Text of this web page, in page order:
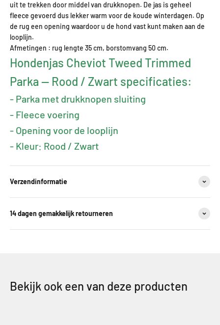
uit te trekken door middel van drukknopen. De jas is geheel
fleece gevoerd dus lekker warm voor de koude winterdagen. Op
de rug een opening waardoor u de hond vast kunt maken aan de
looplijn.
Afmetingen : rug lengte 35 cm, borstomvang 50 cm.
Hondenjas Cheviot Tweed Trimmed
Parka — Rood / Zwart specificaties:
- Parka met drukknopen sluiting
- Fleece voering
- Opening voor de looplijn
- Kleur: Rood / Zwart
Verzendinformatie
14 dagen gemakkelijk retourneren
Bekijk ook een van deze producten